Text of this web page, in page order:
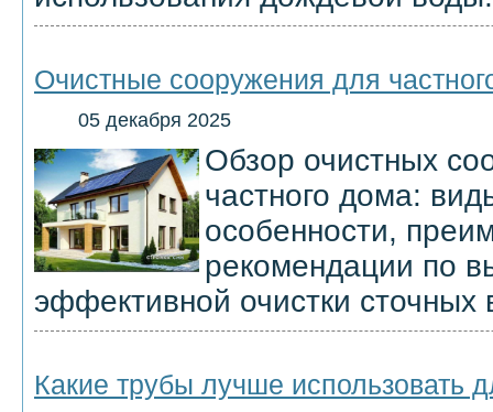
Очистные сооружения для
05 декабря 2025
Обзор очистных
частного дома:
особенности,
рекомендации по
эффективной очистки сточных
Какие трубы лучше использовать